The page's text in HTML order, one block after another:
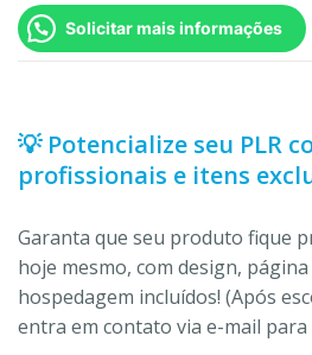
Solicitar mais informações
💡 Potencialize seu PLR
profissionais e itens
Garanta que seu produto fique
hoje mesmo, com design,
hospedagem incluídos! (Após
entra em contato via e-mail para